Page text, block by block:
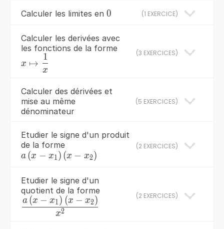
Calculer les limites en 0
0 (1 EXERCICE)
Calculer les derivées avec
les fonctions de la forme
x\mapsto
\frac{1}
x ↦
x
1 (3 EXERCICES)
Calculer des dérivées et
mise au même
dénominateur
(5 EXERCICES)
Etudier le signe d'un produit
de la forme
a\left(x-
\right)\left(x-
x_{2} \right)
a (x − x1 ) (x − x2 )
(2 EXERCICES)
Etudier le signe d'un
quotient de la forme
\frac{a\left(x-
x_{1}
x2
a (x − x1 ) (x − x2) (2 EXERCICES)